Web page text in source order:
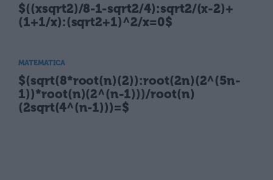
$((xsqrt2)/8-1-sqrt2/4):sqrt2/(x-2)+
(1+1/x):(sqrt2+1)^2/x=0$
MATEMATICA
$(sqrt(8*root(n)(2)):root(2n)(2^(5n-
1))*root(n)(2^(n-1)))/root(n)
(2sqrt(4^(n-1)))=$